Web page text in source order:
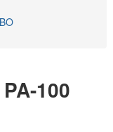
100